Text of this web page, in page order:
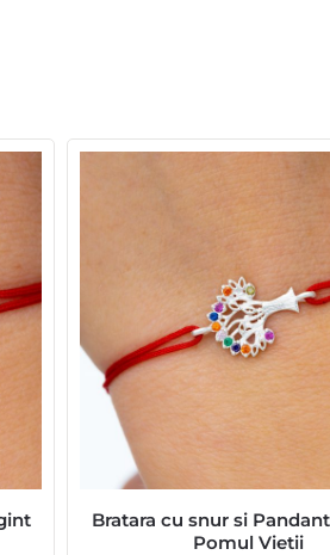
Bratara cu snur si
Pomul Vietii